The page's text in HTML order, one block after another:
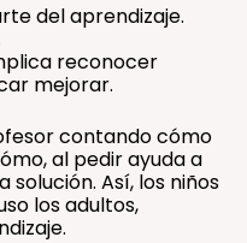
del aprendizaje.
reconocer
mejorar.
contando cómo
al pedir ayuda a
Así, los niños
los adultos,